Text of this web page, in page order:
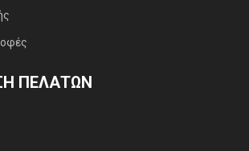
ΠΕΛΑΤΏΝ